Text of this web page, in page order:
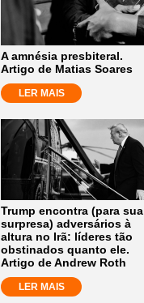
A amnésia presbiteral.
Artigo de Matias Soares
LER MAIS
Trump encontra (para sua
surpresa) adversários à
altura no Irã: líderes tão
obstinados quanto ele.
Artigo de Andrew Roth
LER MAIS